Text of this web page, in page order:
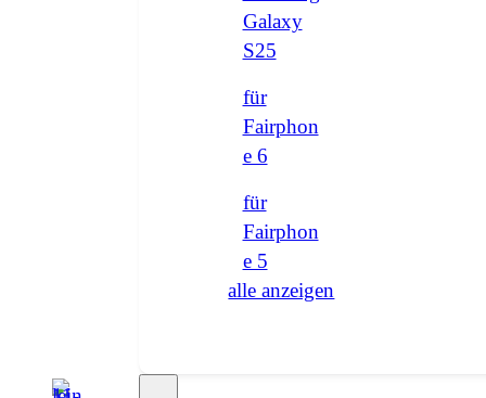
Galaxy
S25
für
Fairphon
e 6
für
Fairphon
e 5
alle anzeigen